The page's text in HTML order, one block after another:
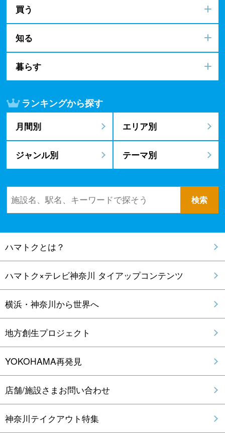
買う
知る
暮らす
ランキングから探す
月間別 エリア別
ジャンル別 テーマ別
ハマトクとは？
ハマトク×テレビ神奈川 タイアップコンテンツ
横浜・神奈川から世界へ
地方創生プロジェクト
YOKOHAMA再発見
店舗/施設さまお問い合わせ
神奈川テイクアウト特集